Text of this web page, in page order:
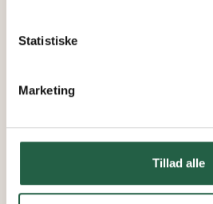
personlige oplysninger
Statistiske
Marketing
Tillad alle